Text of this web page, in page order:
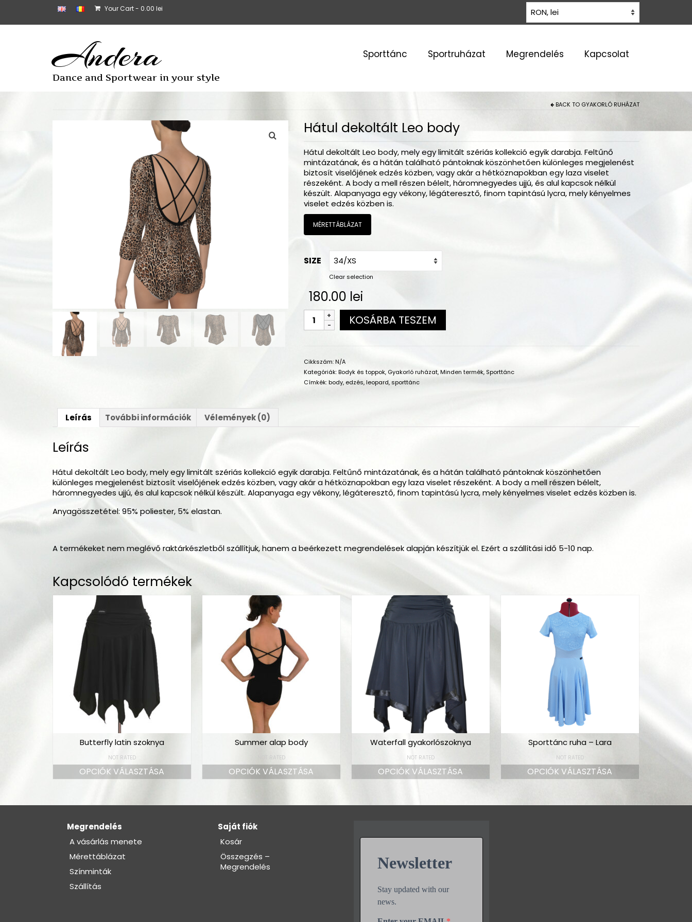
Your Cart- 0.00 lei
Andera
Dance and Sportwear in your style
Sporttánc Sportruházat Megrendelés Kapcsolat
BACK TO GYAKORLÓ RUHÁZAT
Hátul dekoltált Leo body
Hátul dekoltált Leo body, mely egy limitált szériás kollekció egyik darabja. Feltűnő
mintázatának, és a hátán található pántoknak köszönhetően különleges megjelenést
biztosít viselőjének edzés közben, vagy akár a hétköznapokban egy laza viselet
részeként. A body a mell részen bélelt, háromnegyedes ujjú, és alul kapcsok nélkül
készült. Alapanyaga egy vékony, légáteresztő, finom tapintású lycra, mely kényelmes
viselet edzés közben is.
MÉRETTÁBLÁZAT
SIZE
Clear selection
180.00 lei
KOSÁRBA TESZEM
Cikkszám:N/A
Kategóriák:Bodyk és toppok, Gyakorló ruházat,Minden termék, Sporttánc
Címkék:body, edzés,leopard,sporttánc
Leírás További információk Vélemények (0)
Leírás
Hátul dekoltált Leo body, mely egy limitált szériás kollekció egyik darabja. Feltűnő mintázatának, és a hátán található pántoknak köszönhetően
különleges megjelenést biztosít viselőjének edzés közben, vagy akár a hétköznapokban egy laza viselet részeként. A body a mell részen bélelt,
háromnegyedes ujjú, és alul kapcsok nélkül készült. Alapanyaga egy vékony, légáteresztő, finom tapintású lycra, mely kényelmes viselet edzés közben is.
Anyagösszetétel: 95% poliester, 5% elastan.
A termékeket nem meglévő raktárkészletből szállítjuk, hanem a beérkezett megrendelések alapján készítjük el. Ezért a szállítási idő 5-10 nap.
Kapcsolódó termékek
Butterfly latin szoknya
NOT RATED
OPCIÓK VÁLASZTÁSA
Summer alap body
NOT RATED
OPCIÓK VÁLASZTÁSA
Waterfall gyakorlószoknya
NOT RATED
OPCIÓK VÁLASZTÁSA
Sporttánc ruha – Lara
NOT RATED
OPCIÓK VÁLASZTÁSA
Megrendelés
A vásárlás menete
Mérettáblázat
Színminták
Szállítás
Saját fiók
Kosár
Összegzés –
Megrendelés
Newsletter
Stay updated with our
news.